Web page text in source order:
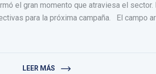
el gran momento que atraviesa el
para la próxima campaña. El campo
LEER MÁS